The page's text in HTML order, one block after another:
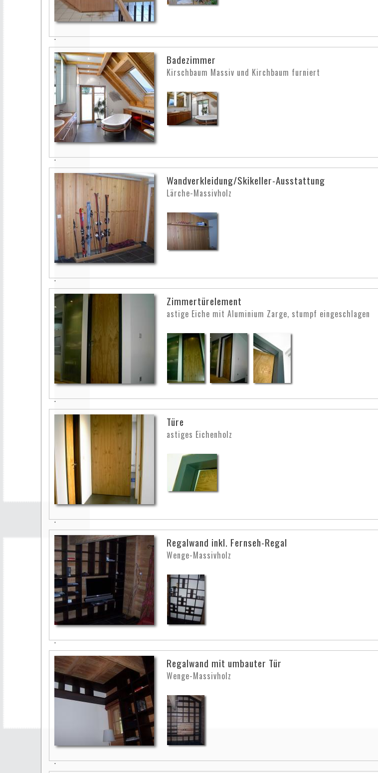
Badezimmer
Kirschbaum Massiv und Kirchbaum furniert
Wandverkleidung/Skikeller-Ausstattung
Lärche-Massivholz
Zimmertürelement
astige Eiche mit Aluminium Zarge, stumpf eingeschlagen
Türe
astiges Eichenholz
Regalwand inkl. Fernseh-Regal
Wenge-Massivholz
Regalwand mit umbauter Tür
Wenge-Massivholz